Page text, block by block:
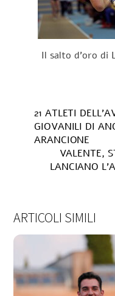
Il salto d'oro di
21 ATLETI
GIOVANILI DI
ARANCIONE
VALENTE,
LANCIANO
ARTICOLI SIMILI